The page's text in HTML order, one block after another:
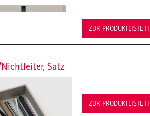
ZUR PRODUKTLISTE
Satz
ZUR PRODUKTLISTE